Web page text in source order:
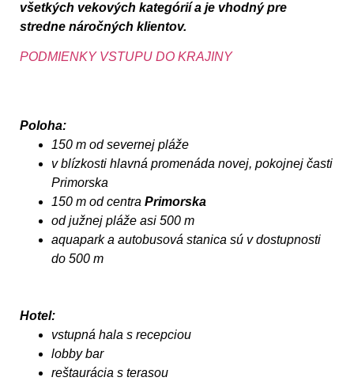
všetkých vekových kategórií a je vhodný pre
stredne náročných klientov.
PODMIENKY VSTUPU DO KRAJINY
Poloha:
150 m od severnej pláže
v blízkosti hlavná promenáda novej, pokojnej časti
Primorska
150 m od centra Primorska
od južnej pláže asi 500 m
aquapark a autobusová stanica sú v dostupnosti
do 500 m
Hotel:
vstupná hala s recepciou
lobby bar
reštaurácia s terasou